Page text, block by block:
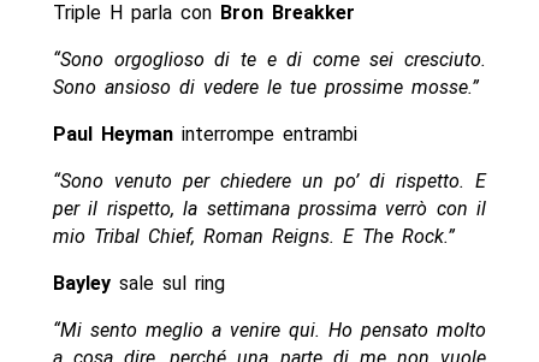
Triple H parla con Bron Breakker
“Sono orgoglioso di te e di come sei cresciuto.
Sono ansioso di vedere le tue prossime mosse.”
Paul Heymaninterrompe entrambi
“Sono venuto per chiedere un po’ di rispetto. E
per il rispetto, la settimana prossima verrò con il
mio Tribal Chief, Roman Reigns. E The Rock.”
Bayleysale sul ring
“Mi sento meglio a venire qui. Ho pensato molto